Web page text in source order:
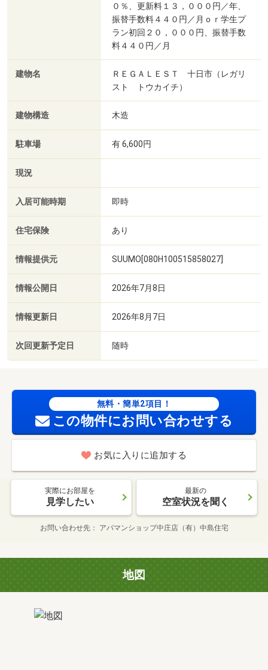
０％、更新料１３，０００円／年、
振替手数料４４０円／月ｏｒ学生プ
ラン初回２０，０００円、振替手数
料４４０円／月
建物名
ＲＥＧＡＬＥＳＴ 十日市（レガリ
スト トウカイチ）
建物構造 木造
駐車場 有 6,600円
現況
入居可能時期 即時
住宅保険 あり
情報提供元 SUUMO[080H100515858027]
情報公開日 2026年7月8日
情報更新日 2026年8月7日
次回更新予定日 随時
無料・簡単2項目！
この物件にお問い合わせする
お気に入りに追加する
実際にお部屋を
見学したい
最新の
空室状況を聞く
お問い合わせ先 アパマンショップ中庄店（有）中島住宅
地図